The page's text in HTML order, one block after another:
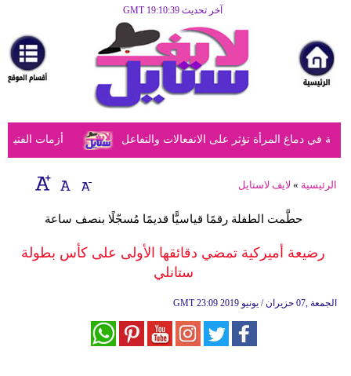
آخر تحديث GMT 19:10:39
مرأة
أزياء
أزياء
إسلامية
صحة
أزمات دماغ المرأة تؤثر على الانفعالات والتفاعل
الرئيسية » لايف لاستايل
حطَّمت الطفلة رقمًا قياسيًّا قديمًا مُسجّلًا بنصف ساعة
رضيعة أميركية تمضي دقائقها الأولى على كأس بطولة
ستانلي
GMT 23:09 2019 الجمعة ,07 حزيران / يونيو